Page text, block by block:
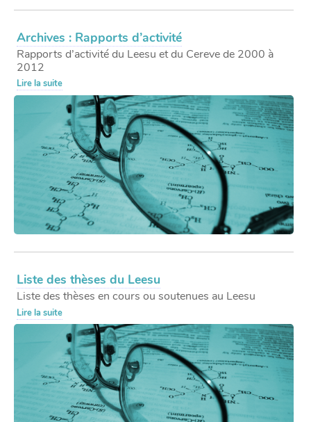
Archives : Rapports d’activité
Rapports d’activité du Leesu et du Cereve de 2000 à
2012
Lire la suite
Liste des thèses du Leesu
Liste des thèses en cours ou soutenues au Leesu
Lire la suite